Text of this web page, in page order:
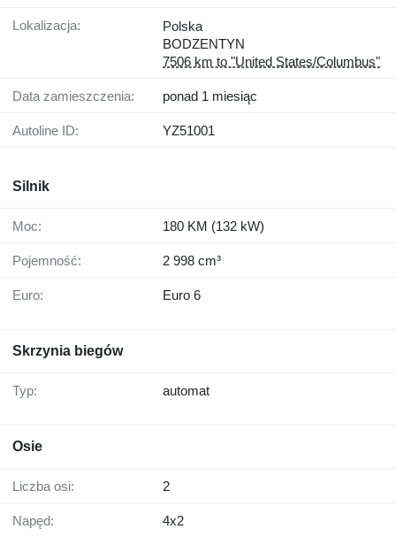
Lokalizacja:
Polska
BODZENTYN
7506 km to "United States/Columbus"
Data zamieszczenia: ponad 1 miesiąc
Autoline ID: YZ51001
Silnik
Moc: 180 KM (132 kW)
Pojemność: 2 998 cm³
Euro: Euro 6
Skrzynia biegów
Typ: automat
Osie
Liczba osi: 2
Napęd: 4x2